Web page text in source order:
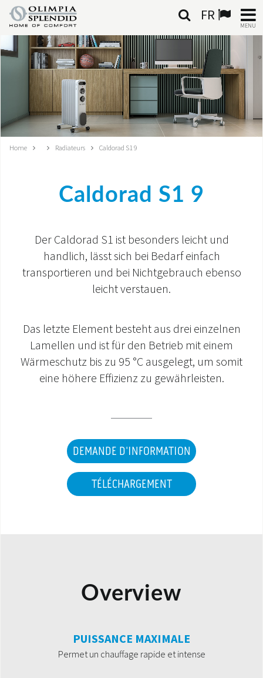
FR
MENU
FRANÇAIS
CLIMATISATION
CHAUFFAGE
SYSTÈMES INTÉGRÉS
Home Radiateurs Caldorad S1 9
Caldorad S1 9
Der Caldorad S1 ist besonders leicht und
handlich, lässt sich bei Bedarf einfach
transportieren und bei Nichtgebrauch ebenso
leicht verstauen.
Das letzte Element besteht aus drei einzelnen
Lamellen und ist für den Betrieb mit einem
Wärmeschutz bis zu 95 °C ausgelegt, um somit
eine höhere Effizienz zu gewährleisten.
DEMANDE D'INFORMATION
TÉLÉCHARGEMENT
Overview
PUISSANCE MAXIMALE
Permet un chauffage rapide et intense